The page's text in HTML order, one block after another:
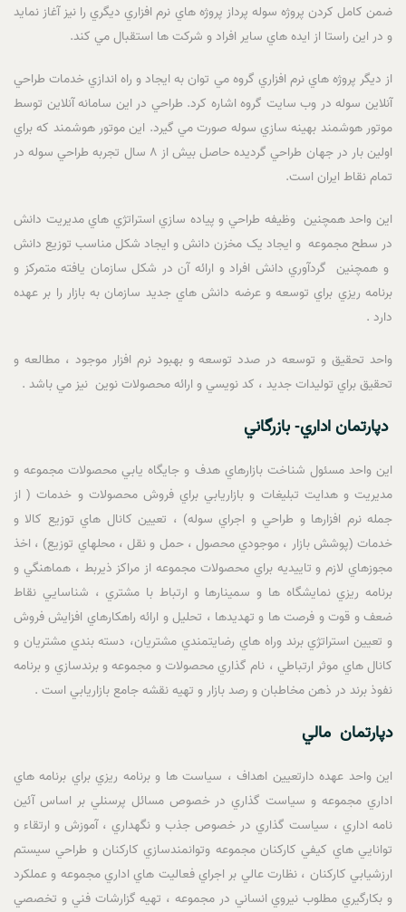
ضمن کامل کردن پروژه سوله پرداز پروژه هاي نرم افزاري ديگري را نيز آغاز نمايد
و در اين راستا از ايده هاي ساير افراد و شرکت ها استقبال مي کند.
از ديگر پروژه هاي نرم افزاري گروه مي توان به ايجاد و راه اندازي خدمات طراحي
آنلاين سوله در وب سايت گروه اشاره کرد. طراحي در اين سامانه آنلاين توسط
موتور هوشمند بهينه سازي سوله صورت مي گيرد. اين موتور هوشمند که براي
اولين بار در جهان طراحي گرديده حاصل بيش از 8 سال تجربه طراحي سوله در
تمام نقاط ايران است.
اين واحد همچنين وظيفه طراحي و پياده سازي استراتژي هاي مديريت دانش
در سطح مجموعه و ايجاد يک مخزن دانش و ايجاد شکل مناسب توزيع دانش
و همچنين گردآوري دانش افراد و ارائه آن در شکل سازمان يافته متمرکز و
برنامه ريزي براي توسعه و عرضه دانش هاي جديد سازمان به بازار را بر عهده
دارد .
واحد تحقيق و توسعه در صدد توسعه و بهبود نرم افزار موجود ، مطالعه و
تحقيق براي توليدات جديد ، کد نويسي و ارائه محصولات نوين نيز مي باشد .
دپارتمان اداري- بازرگاني
اين واحد مسئول شناخت بازارهاي هدف و جايگاه يابي محصولات مجموعه و
مديريت و هدايت تبليغات و بازاريابي براي فروش محصولات و خدمات ( از
جمله نرم افزارها و طراحي و اجراي سوله) ، تعيين کانال هاي توزيع کالا و
خدمات (پوشش بازار ، موجودي محصول ، حمل و نقل ، محلهاي توزيع) ، اخذ
مجوزهاي لازم و تاييديه براي محصولات مجموعه از مراکز ذيربط ، هماهنگي و
برنامه ريزي نمايشگاه ها و سمينارها و ارتباط با مشتري ، شناسايي نقاط
ضعف و قوت و فرصت ها و تهديدها ، تحليل و ارائه راهکارهاي افزايش فروش
و تعيين استراتژي برند وراه هاي رضايتمندي مشتريان، دسته بندي مشتريان و
کانال هاي موثر ارتباطي ، نام گذاري محصولات و مجموعه و برندسازي و برنامه
نفوذ برند در ذهن مخاطبان و رصد بازار و تهيه نقشه جامع بازاريابي است .
دپارتمان مالي
اين واحد عهده دارتعيين اهداف ، سياست ها و برنامه ريزي براي برنامه هاي
اداري مجموعه و سياست گذاري در خصوص مسائل پرسنلي بر اساس آئين
نامه اداري ، سياست گذاري در خصوص جذب و نگهداري ، آموزش و ارتقاء و
توانايي هاي کيفي کارکنان مجموعه وتوانمندسازي کارکنان و طراحي سيستم
ارزشيابي کارکنان ، نظارت عالي بر اجراي فعاليت هاي اداري مجموعه و عملکرد
و بکارگيري مطلوب نيروي انساني در مجموعه ، تهيه گزارشات فني و تخصصي